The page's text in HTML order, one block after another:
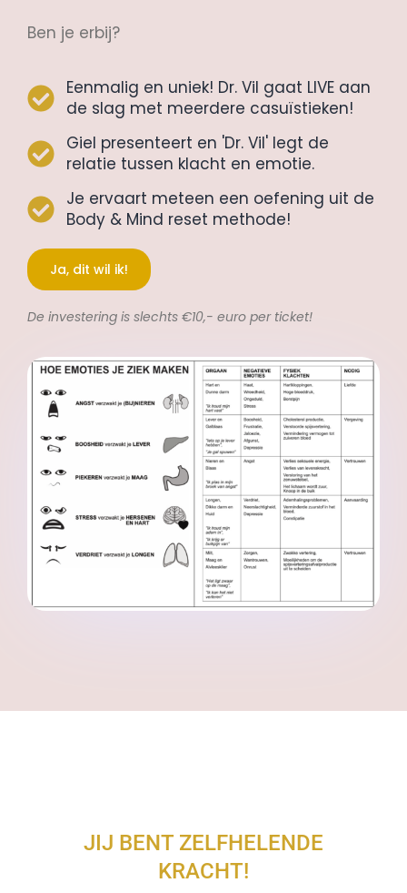
Ben je erbij?
Eenmalig en uniek! Dr. Vil gaat LIVE aan
de slag met meerdere casuïstieken!
Giel presenteert en 'Dr. Vil' legt de
relatie tussen klacht en emotie.
Je ervaart meteen een oefening uit de
Body & Mind reset methode!
Ja, dit wil ik!
De investering is slechts €10,- euro per ticket!
JIJ BENT ZELFHELENDE
KRACHT!